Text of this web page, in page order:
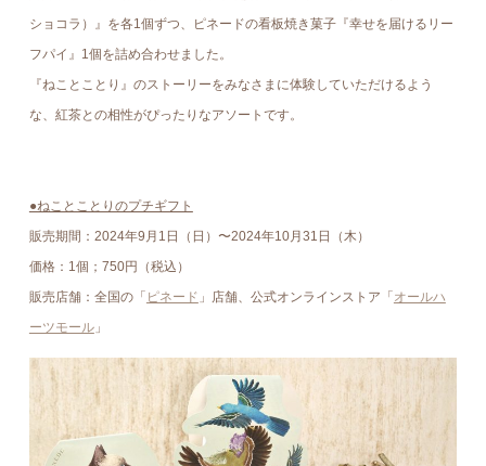
ショコラ）』を各1個ずつ、ピネードの看板焼き菓子『幸せを届けるリー
フパイ』1個を詰め合わせました。
『ねことことり』のストーリーをみなさまに体験していただけるよう
な、紅茶との相性がぴったりなアソートです。
●ねことことりのプチギフト
販売期間：2024年9⽉1⽇（日）〜2024年10月31日（木）
価格：1個；750円（税込）
販売店舗：全国の「 ピネード 」店舗、公式オンラインストア「 オールハ
ーツモール」